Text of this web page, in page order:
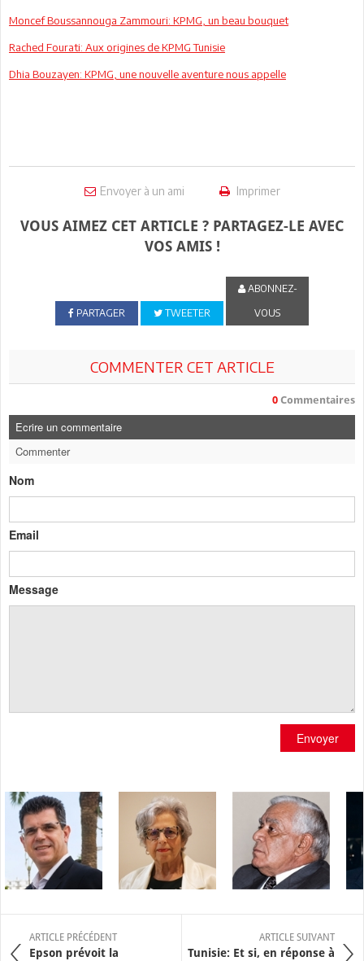
Moncef Boussannouga Zammouri: KPMG, un beau bouquet
Rached Fourati: Aux origines de KPMG Tunisie
Dhia Bouzayen: KPMG, une nouvelle aventure nous appelle
Envoyer à un ami Imprimer
VOUS AIMEZ CET ARTICLE ? PARTAGEZ-LE AVEC
VOS AMIS !
PARTAGER TWEETER
ABONNEZ-
VOUS
COMMENTER CET ARTICLE
0 Commentaires
Ecrire un commentaire
Commenter
Nom
Email
Message
Envoyer
ARTICLE PRÉCÉDENT
Epson prévoit la
ARTICLE SUIVANT
Tunisie: Et si, en réponse à